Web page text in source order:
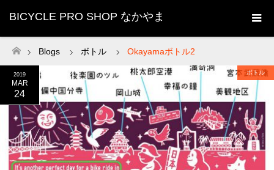
BICYCLE PRO SHOP なかやま
ホーム
Blogs ボトル Okayamaボトル2
2019
MAR
24
ボトル